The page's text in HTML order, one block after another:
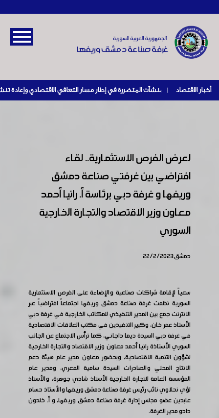
أخبار الاقتصاد |
لعرض الفرص الاستثمارية.. لقاء
افتراضي بين غرفتي صناعة دمشق
وريفها و غرفة دبي برئاسة أ. رانيا أحمد
معاون وزير الاقتصاد والتجارة الخارجية
السوري
دمشق 22/2/2023
سعياً لإقامة شراكات صناعية والإضاءة على الفرص الاستثمارية
السورية نظمت غرفة صناعة دمشق وريفها اجتماعاً افتراضياً عبر
الانترنت جمع بين المدير التنفيذي للمكاتب الخارجية في غرفة دبي
الأستاذ عمر خان، وكبير التنفيذين في مكتب العلاقات الاقتصادية
في غرفة دبي السيدة ديما داجاني، كما ترأس الاجتماع عن الجانب
السوري الأستاذة رانيا أحمد معاون وزير الاقتصاد والتجارة الخارجية
لشؤون التنمية الاقتصادية، وبحضور معاون مدير عام هيئة دعم
الانتاج المحلي والصادرات السيدة سامية المعري، ومدير عام
المؤسسة العامة للتجارة الخارجية الأستاذ شادي جوهرة، والأستاذ
لؤي نحلاوي نائب رئيس غرفة صناعة دمشق وريفها والأستاذ حسام
عابدين عضو مجلس إدارة غرفة صناعة دمشق وريفها، و أ. خلدون
دادو مدير الغرفة.